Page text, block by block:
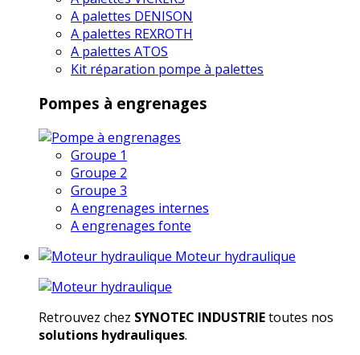
A palettes DENISON
A palettes REXROTH
A palettes ATOS
Kit réparation pompe à palettes
Pompes à engrenages
Groupe 1
Groupe 2
Groupe 3
A engrenages internes
A engrenages fonte
Moteur hydraulique
Retrouvez chez SYNOTEC INDUSTRIEtoutes nos
solutions hydrauliques.